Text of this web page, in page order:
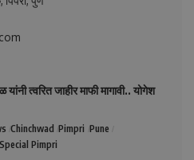
यांनी त्वरित जाहीर माफी मागावी.. योगेश
Chinchwad Pimpri Pune
Special Pimpri